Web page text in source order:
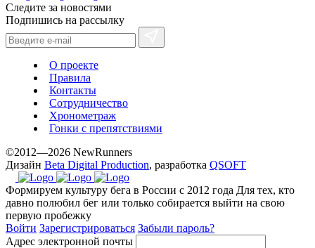
Следите за новостями
Подпишись на рассылку
О проекте
Правила
Контакты
Сотрудничество
Хронометраж
Гонки с препятствиями
©2012—2026 NewRunners
Дизайн Beta Digital Production, разработка QSOFT
Формируем культуру бега в России с 2012 года Для тех, кто
давно полюбил бег или только собирается выйти на свою
первую пробежку
Войти Зарегистрироваться Забыли пароль?
Адрес электронной почты